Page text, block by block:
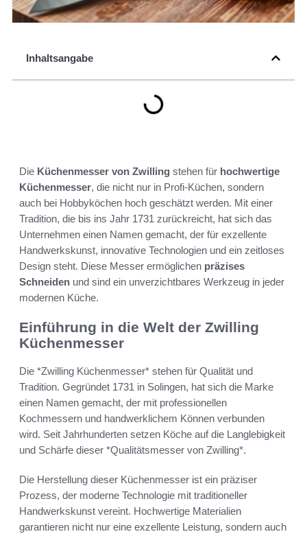
Inhaltsangabe
Die Küchenmesser von Zwilling stehen für hochwertige
Küchenmesser, die nicht nur in Profi-Küchen, sondern
auch bei Hobbyköchen hoch geschätzt werden. Mit einer
Tradition, die bis ins Jahr 1731 zurückreicht, hat sich das
Unternehmen einen Namen gemacht, der für exzellente
Handwerkskunst, innovative Technologien und ein zeitloses
Design steht. Diese Messer ermöglichen präzises
Schneiden und sind ein unverzichtbares Werkzeug in jeder
modernen Küche.
Einführung in die Welt der Zwilling
Küchenmesser
Die *Zwilling Küchenmesser* stehen für Qualität und
Tradition. Gegründet 1731 in Solingen, hat sich die Marke
einen Namen gemacht, der mit professionellen
Kochmessern und handwerklichem Können verbunden
wird. Seit Jahrhunderten setzen Köche auf die Langlebigkeit
und Schärfe dieser *Qualitätsmesser von Zwilling*.
Die Herstellung dieser Küchenmesser ist ein präziser
Prozess, der moderne Technologie mit traditioneller
Handwerkskunst vereint. Hochwertige Materialien
garantieren nicht nur eine exzellente Leistung, sondern auch